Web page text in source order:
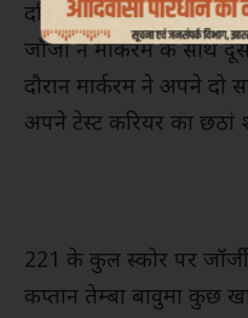
दक्षिण अफ्रीका को पहला
जॉर्जी ने मार्करम के साथ
दौरान मार्करम ने अपने
अपने टेस्ट करियर का छठां
221 के कुल स्कोर पर
कप्तान तेम्बा बावुमा कुछ